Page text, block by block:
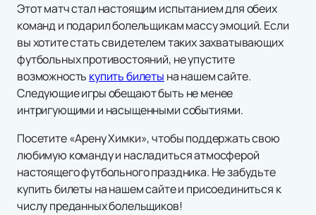
Этот матч стал настоящим испытанием для обеих
команд и подарил болельщикам массу эмоций. Если
вы хотите стать свидетелем таких захватывающих
футбольных противостояний, не упустите
возможность купить билеты на нашем сайте.
Следующие игры обещают быть не менее
интригующими и насыщенными событиями.
Посетите «Арену Химки», чтобы поддержать свою
любимую команду и насладиться атмосферой
настоящего футбольного праздника. Не забудьте
купить билеты на нашем сайте и присоединиться к
числу преданных болельщиков!